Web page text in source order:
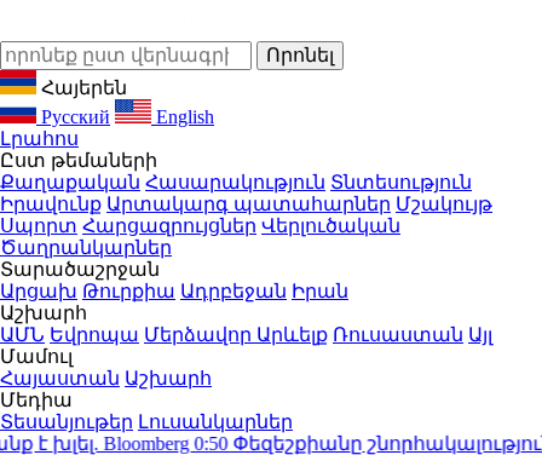
Հայերեն
Русский
English
Լրահոս
Ըստ թեմաների
Քաղաքական Հասարակություն Տնտեսություն
Իրավունք Արտակարգ պատահարներ Մշակույթ
Սպորտ Հարցազրույցներ Վերլուծական
Ծաղրանկարներ
Տարածաշրջան
Արցախ Թուրքիա Ադրբեջան Իրան
Աշխարհ
ԱՄՆ Եվրոպա Մերձավոր Արևելք Ռուսաստան Այլ
Մամուլ
Հայաստան Աշխարհ
Մեդիա
Տեսանյութեր Լուսանկարներ
Bloomberg0:50Փեզեշքիանը շնորհակալություն է